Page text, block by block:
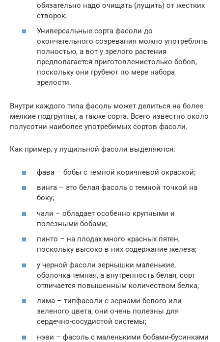
обязательно надо очищать (лущить) от жестких
створок;
Универсальные сорта фасоли до
окончательного созревания можно употреблять
полностью, а вот у зрелого растения
предполагается приготовлениетолько бобов,
поскольку они грубеют по мере набора
зрелости.
Внутри каждого типа фасоль может делиться на более
мелкие подгруппы, а также сорта. Всего известно около
полусотни наиболее употребимых сортов фасоли.
Как пример, у лущильной фасоли выделяются:
фава – бобы с темной коричневой окраской;
винга – это белая фасоль с темной точкой на
боку;
чали – обладает особенно крупными и
полезными бобами;
пинто – на плодах много красных пятен,
поскольку высоко в них содержание железа;
у черной фасоли зернышки маленькие,
оболочка темная, а внутренность белая, сорт
отличается повышенным количеством белка;
лима – типфасоли с зернами белого или
зеленого цвета, они очень полезны для
сердечно-сосудистой системы;
нэви – фасоль с маленькими бобами-бусинками